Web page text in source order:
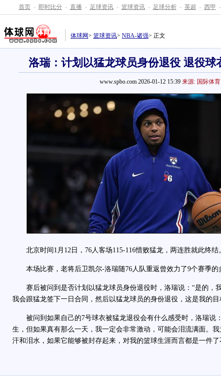
首页 - 即时比分 - 直播 - 足球资讯 - 篮球资讯 - 足球分析 - 英超 - 西甲 -
体球网> 篮球资讯> NBA-诸强> 正文
洛瑞：计划以猛龙球员身份退役 退役球
www.spbo.com 2026-01-12 15:39 来源: 国际体育
北京时间1月12日，76人客场115-116惜败猛龙，两连胜就此终结
本场比赛，老将后卫凯尔-洛瑞随76人队重返曾效力了9个赛季的
赛后被问到是否计划以猛龙球员身份退役时，洛瑞说：“是的，
我会跟猛龙签下一日合同，然后以猛龙球员的身份退役，这是我的目
被问到如果自己的7号球衣被猛龙退役会有什么感受时，洛瑞说
生，但如果真有那么一天，我一定会非常激动，可能会泪流满面。
汗和泪水，如果它能够被封存起来，对我的篮球生涯而言都是一件了